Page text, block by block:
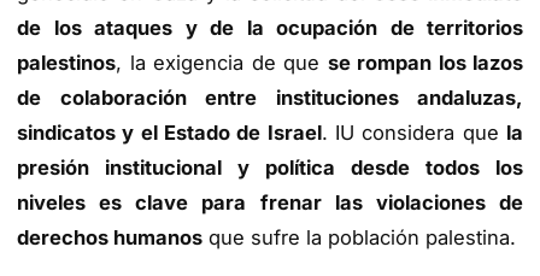
de los ataques y de la ocupación de territorios
palestinos, la exigencia de que se rompan los lazos
de colaboración entre instituciones andaluzas,
sindicatos y el Estado de Israel. IU considera que la
presión institucional y política desde todos los
niveles es clave para frenar las violaciones de
derechos humanos que sufre la población palestina.